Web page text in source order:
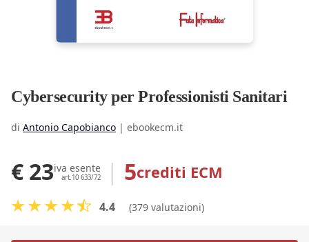
Cybersecurity per Professionisti Sanitari
di Antonio Capobianco | ebookecm.it
€ 23iva esente
art.10 633/72 | 5crediti ECM
4.4 (379 valutazioni)